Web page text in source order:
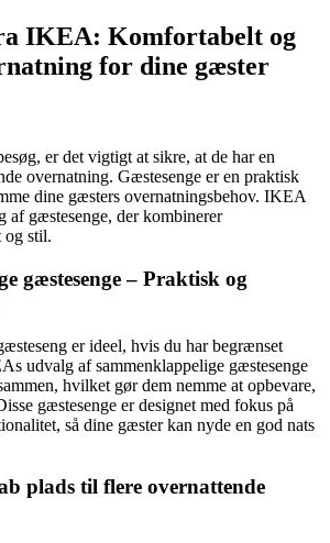
IKEA: Komfortabelt og
for dine gæster
er det vigtigt at sikre, at de har en
overnatning. Gæstesenge er en praktisk
dine gæsters overnatningsbehov. IKEA
af gæstesenge, der kombinerer
og stil.
gæstesenge – Praktisk og
er ideel, hvis du har begrænset
udvalg af sammenklappelige gæstesenge
hvilket gør dem nemme at opbevare,
gæstesenge er designet med fokus på
så dine gæster kan nyde en god nats
plads til flere overnattende